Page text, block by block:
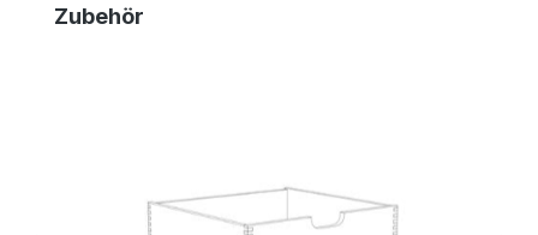
Produktgalerie überspringen
Zubehör